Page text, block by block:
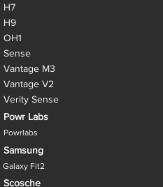
H7
H9
OH1
Sense
Vantage M3
Vantage V2
Verity Sense
Powr Labs
Powrlabs
Samsung
Galaxy Fit2
Scosche